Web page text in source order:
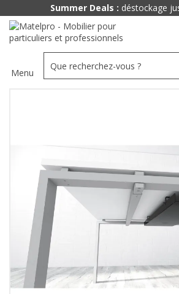
Menu
Summer Deals : déstockage